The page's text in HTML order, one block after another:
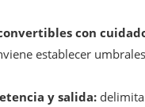
con
establecer
y salida: